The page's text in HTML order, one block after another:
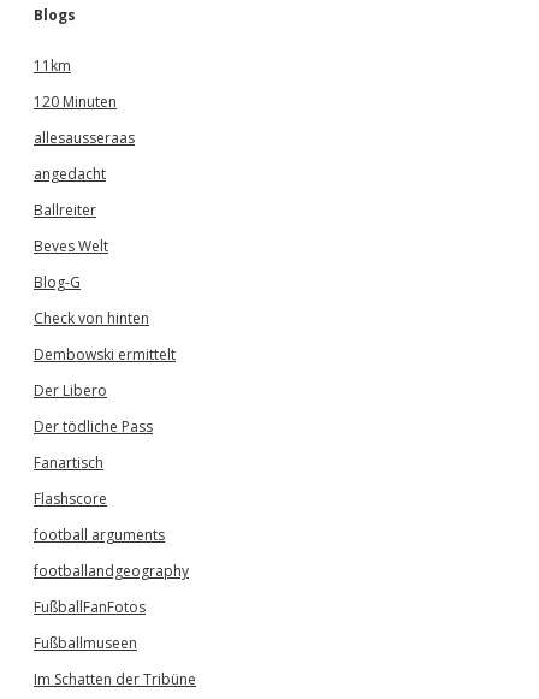
Blogs
11km
120 Minuten
allesausseraas
angedacht
Ballreiter
Beves Welt
Blog-G
Check von hinten
Dembowski ermittelt
Der Libero
Der tödliche Pass
Fanartisch
Flashscore
football arguments
footballandgeography
FußballFanFotos
Fußballmuseen
Im Schatten der Tribüne